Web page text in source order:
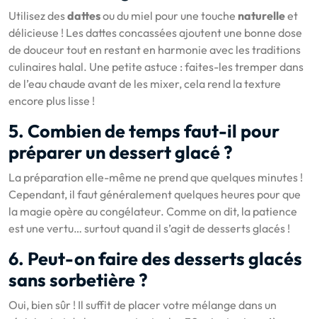
Utilisez desdattesou du miel pour une touche naturelleet
délicieuse ! Les dattes concassées ajoutent une bonne dose
de douceur tout en restant en harmonie avec les traditions
culinaires halal. Une petite astuce : faites-les tremper dans
de l’eau chaude avant de les mixer, cela rend la texture
encore plus lisse !
5. Combien de temps faut-il pour
préparer un dessert glacé ?
La préparation elle-même ne prend que quelques minutes !
Cependant, il faut généralement quelques heures pour que
la magie opère au congélateur. Comme on dit, la patience
est une vertu… surtout quand il s’agit de desserts glacés !
6. Peut-on faire des desserts glacés
sans sorbetière ?
Oui, bien sûr ! Il suffit de placer votre mélange dans un